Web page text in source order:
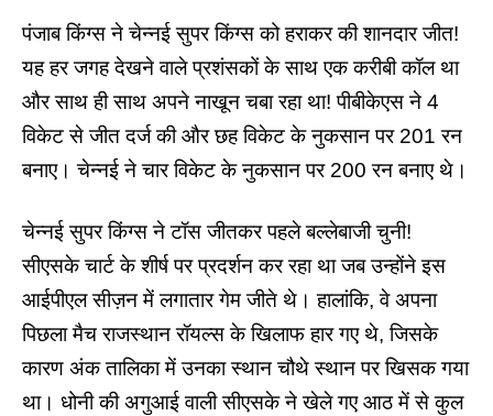
पंजाब किंग्स ने चेन्नई सुपर किंग्स को हराकर की शानदार जीत!
यह हर जगह देखने वाले प्रशंसकों के साथ एक करीबी कॉल था
और साथ ही साथ अपने नाखून चबा रहा था!पीबीकेएसने 4
विकेट से जीत दर्ज की और छह विकेट के नुकसान पर 201 रन
बनाए। चेन्नई ने चार विकेट के नुकसान पर 200 रन बनाए थे।
चेन्नई सुपर किंग्सने टॉस जीतकर पहले बल्लेबाजी चुनी!
सीएसके चार्ट के शीर्ष पर प्रदर्शन कर रहा था जब उन्होंने इस
आईपीएल सीज़न में लगातार गेम जीते थे। हालांकि, वे अपना
पिछला मैच राजस्थान रॉयल्स के खिलाफ हार गए थे, जिसके
कारण अंक तालिका में उनका स्थान चौथे स्थान पर खिसक गया
था। धोनी की अगुआई वाली सीएसके ने खेले गए आठ में से कुल